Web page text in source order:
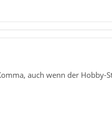
auch wenn der Hobby-